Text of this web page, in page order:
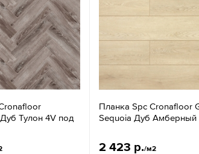
Тулон 4V под
Планка Spc Cronafloor
Sequoia Дуб Амберный
2 423 р./м2